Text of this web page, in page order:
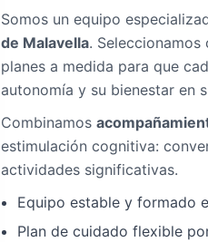
Somos un equipo
de Malavella.
planes a medida para que
autonomía y su bienestar en
Combinamos
estimulación cognitiva:
actividades significativas.
Equipo estable y formado
Plan de cuidado flexible